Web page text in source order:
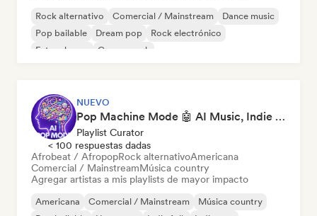
Rock alternativo Comercial / Mainstream
Dance music
Pop bailable
Dream pop
Rock electrónico
Future house
Garage rock
NUEVO
Pop Machine Mode 🤖 AI Music, Indie Pop & Dream Pop
Playlist Curator
< 100 respuestas dadas
Afrobeat / AfropopRock alternativoAmericana
Comercial / MainstreamMúsica country
Agregar artistas a mis playlists de mayor impacto
Americana Comercial / Mainstream
Música country